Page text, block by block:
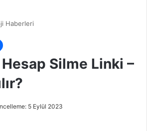
Haberleri
Silme Linki –
5 Eylül 2023